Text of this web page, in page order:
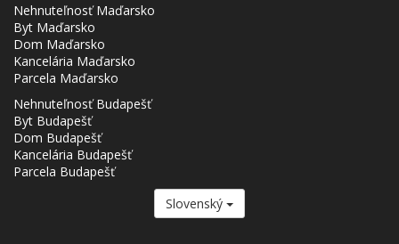
Nehnuteľnosť Maďarsko
Byt Maďarsko
Dom Maďarsko
Kancelária Maďarsko
Parcela Maďarsko
Nehnuteľnosť Budapešť
Byt Budapešť
Dom Budapešť
Kancelária Budapešť
Parcela Budapešť
Slovenský